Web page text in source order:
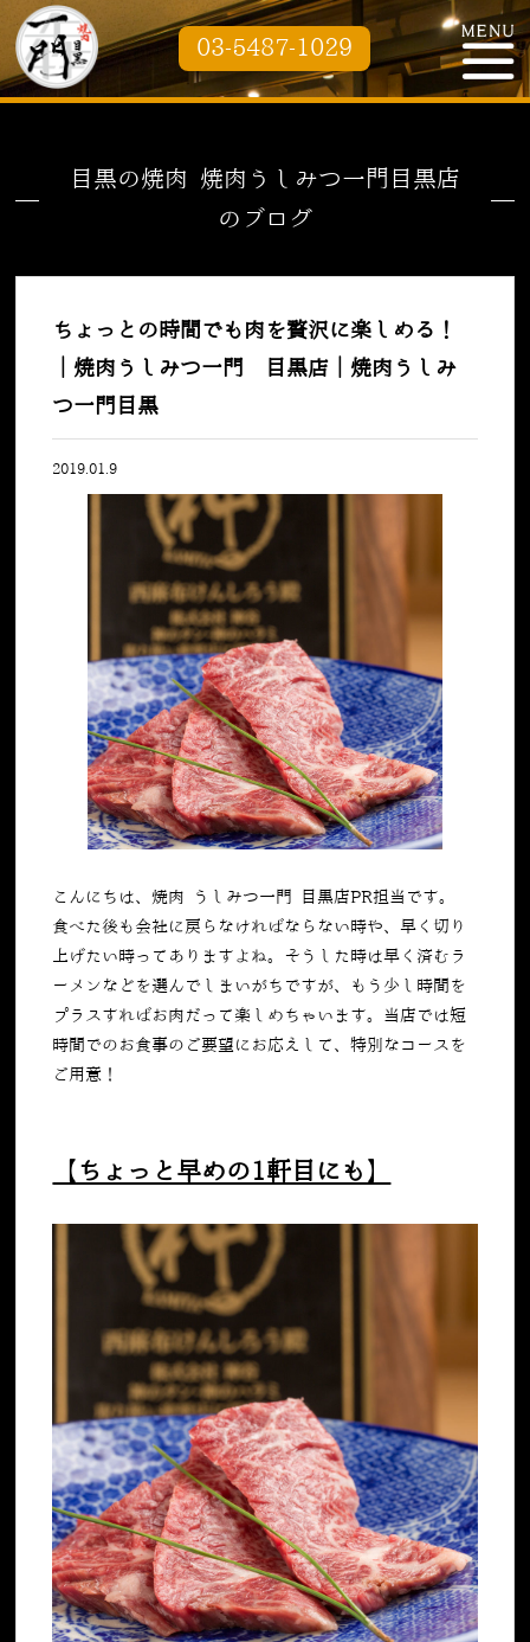
03-5487-1029
目黒の焼肉 焼肉うしみつ一門目黒店
のブログ
ちょっとの時間でも肉を贅沢に楽しめる！
｜焼肉うしみつ一門 目黒店｜焼肉うしみ
つ一門目黒
2019.01.9
こんにちは、焼肉 うしみつ一門 目黒店PR担当です。
食べた後も会社に戻らなければならない時や、早く切り
上げたい時ってありますよね。そうした時は早く済むラ
ーメンなどを選んでしまいがちですが、もう少し時間を
プラスすればお肉だって楽しめちゃいます。当店では短
時間でのお食事のご要望にお応えして、特別なコースを
ご用意！
【ちょっと早めの1軒目にも】